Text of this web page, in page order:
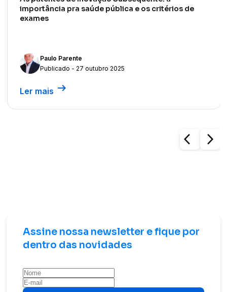
importância pra saúde pública e os critérios de
exames
Paulo Parente
Publicado - 27 outubro 2025
Ler mais arrow_right_alt
arrow_back_ios arrow_forward_ios
Assine nossa newsletter e fique por
dentro das novidades